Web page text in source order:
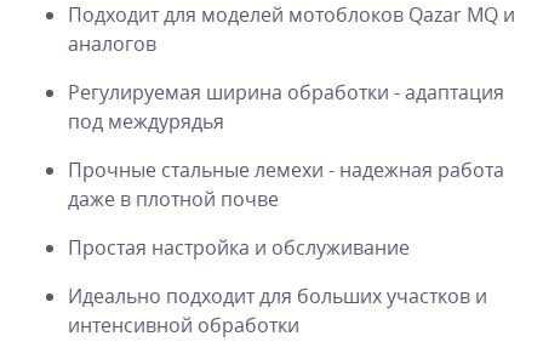
Подходит для моделей мотоблоков Qazar MQ и
аналогов
Регулируемая ширина обработки - адаптация
под междурядья
Прочные стальные лемехи - надежная работа
даже в плотной почве
Простая настройка и обслуживание
Идеально подходит для больших участков и
интенсивной обработки